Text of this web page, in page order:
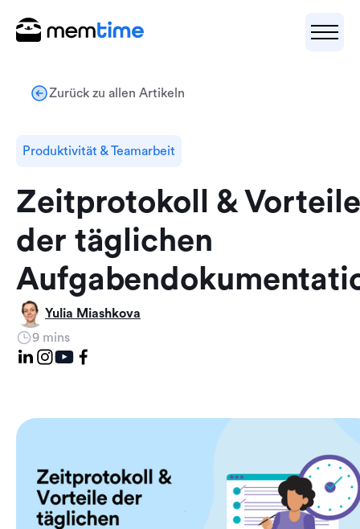
Zurück zu allen Artikeln
Produktivität & Teamarbeit
Zeitprotokoll & Vorteile
der täglichen
Yulia Miashkova
9 mins